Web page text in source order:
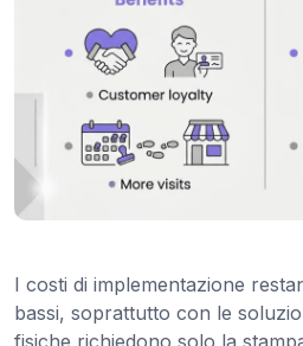
I costi di implementazione
bassi, soprattutto con le
fisiche richiedono solo la